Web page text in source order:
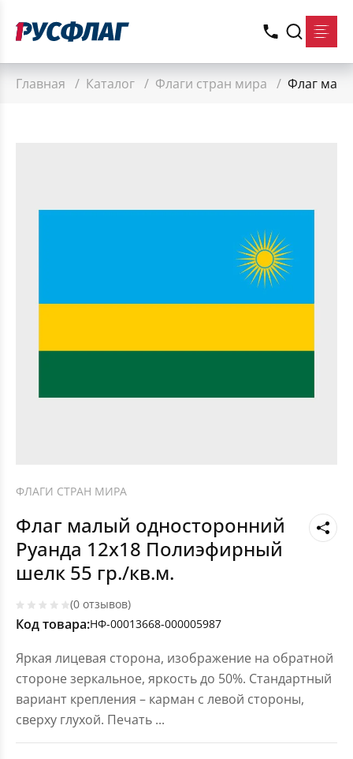
Главная / Каталог / Флаги стран мира / Флаг
ФЛАГИ СТРАН МИРА
Флаг малый односторонний
Руанда 12х18 Полиэфирный
шелк 55 гр./кв.м.
(0 отзывов)
Код товара:НФ-00013668-000005987
Яркая лицевая сторона, изображение на обратной
стороне зеркальное, яркость до 50%. Стандартный
вариант крепления – карман с левой стороны,
сверху глухой. Печать ...